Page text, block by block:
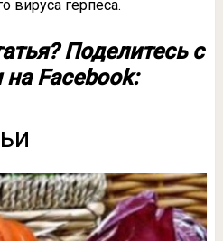
вируса герпеса.
Поделитесь с
Facebook: